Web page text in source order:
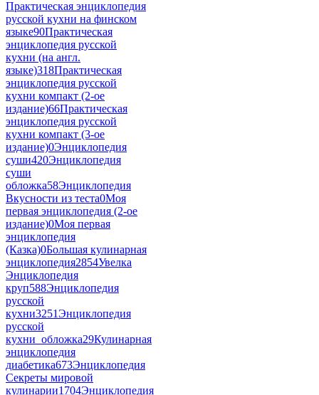
Практическая энциклопедия
русской кухни на финском
языке90Практическая
энциклопедия русской
кухни (на англ.
языке)318Практическая
энциклопедия русской
кухни компакт (2-ое
издание)66Практическая
энциклопедия русской
кухни компакт (3-ое
издание)0Энциклопедия
суши420Энциклопедия
суши
обложка58Энциклопедия
Вкусности из теста0Моя
первая энциклопедия (2-ое
издание)0Моя первая
энциклопедия
(Казка)0Большая кулинарная
энциклопедия2854Увелка
Энциклопедия
круп588Энциклопедия
русской
кухни3251Энциклопедия
русской
кухни_обложка29Кулинарная
энциклопедия
диабетика673Энциклопедия
Секреты мировой
кулинарии1704Энциклопедия